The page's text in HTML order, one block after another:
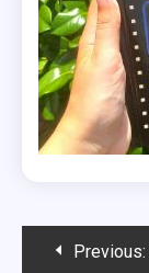
Bericht
Previous: